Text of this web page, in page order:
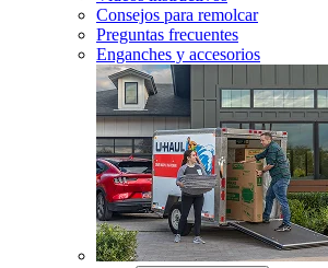
Consejos para remolcar
Preguntas frecuentes
Enganches y accesorios